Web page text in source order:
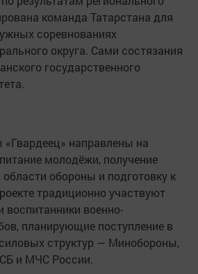
команда Татарстана для
соревнованиях
округа. Сами состязания
государственного
направлены на
молодёжи, получение
обороны и подготовку к
традиционно участвуют
воспитанники военно-
планирующие поступление в
структур — Минобороны,
и МЧС России.